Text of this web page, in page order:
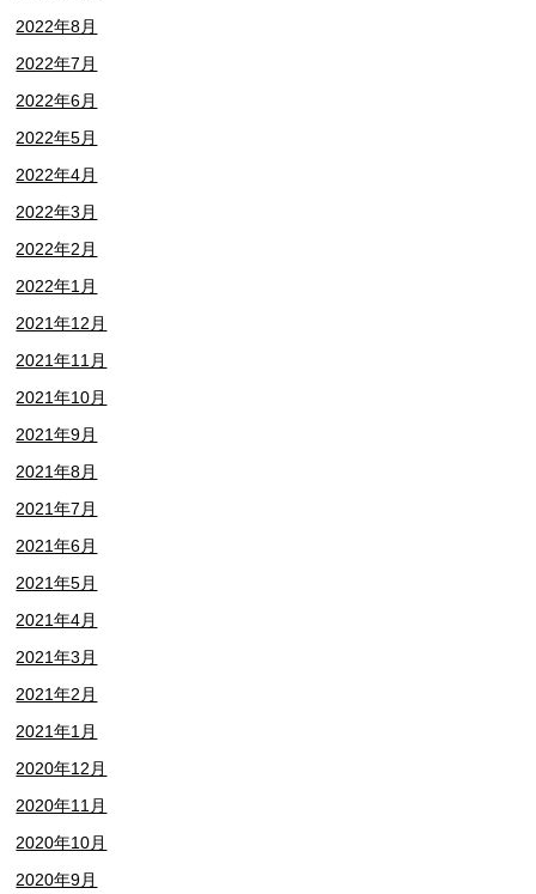
2022年8月
2022年7月
2022年6月
2022年5月
2022年4月
2022年3月
2022年2月
2022年1月
2021年12月
2021年11月
2021年10月
2021年9月
2021年8月
2021年7月
2021年6月
2021年5月
2021年4月
2021年3月
2021年2月
2021年1月
2020年12月
2020年11月
2020年10月
2020年9月